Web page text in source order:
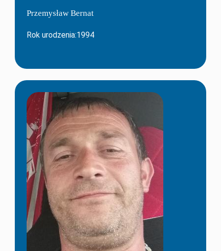
Przemysław Bernat
Rok urodzenia:1994